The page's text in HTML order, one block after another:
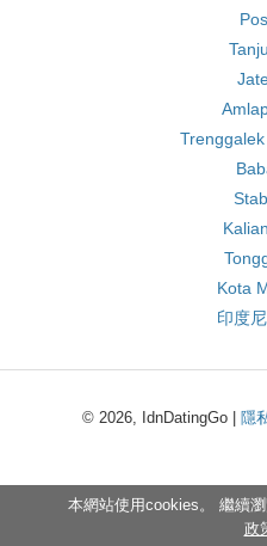
Kota
印度
© 2026, IdnDatingGo | 隱
本網站使用cookies。 繼續
政